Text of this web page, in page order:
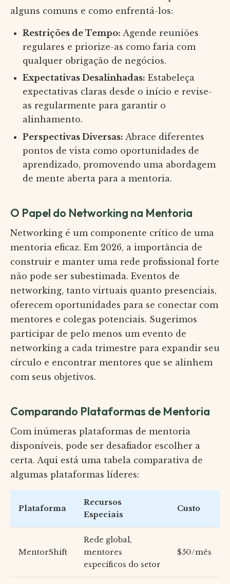
alguns comuns e como enfrentá-los:
Restrições de Tempo: Agende reuniões
regulares e priorize-as como faria com
qualquer obrigação de negócios.
Expectativas Desalinhadas: Estabeleça
expectativas claras desde o início e revise-
as regularmente para garantir o
alinhamento.
Perspectivas Diversas: Abrace diferentes
pontos de vista como oportunidades de
aprendizado, promovendo uma abordagem
de mente aberta para a mentoria.
O Papel do Networking na Mentoria
Networking é um componente crítico de uma
mentoria eficaz. Em 2026, a importância de
construir e manter uma rede profissional forte
não pode ser subestimada. Eventos de
networking, tanto virtuais quanto presenciais,
oferecem oportunidades para se conectar com
mentores e colegas potenciais. Sugerimos
participar de pelo menos um evento de
networking a cada trimestre para expandir seu
círculo e encontrar mentores que se alinhem
com seus objetivos.
Comparando Plataformas de Mentoria
Com inúmeras plataformas de mentoria
disponíveis, pode ser desafiador escolher a
certa. Aqui está uma tabela comparativa de
algumas plataformas líderes:
Plataforma
Recursos
Especiais
Custo
MentorShift
Rede global,
mentores
específicos do setor
$50/mês